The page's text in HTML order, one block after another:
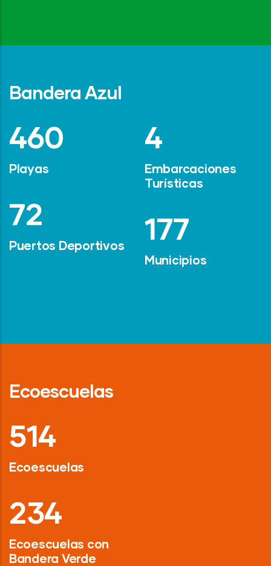
Bandera Azul
642
Playas
101
Puertos Deportivos
6
Embarcaciones
Turísticas
247
Municipios
Ecoescuelas
718
Ecoescuelas
326
Ecoescuelas con
Bandera Verde